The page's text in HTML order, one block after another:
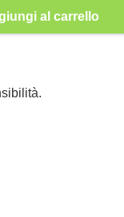
al carrello